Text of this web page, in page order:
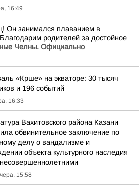
16:49
Он занимался плаванием в
родителей за достойное
Челны. Официально
«Крше» на экваторе: 30 тысяч
и 196 событий
16:33
Вахитовского района Казани
обвинительное заключение по
делу о вандализме и
объекта культурного наследия
15:58